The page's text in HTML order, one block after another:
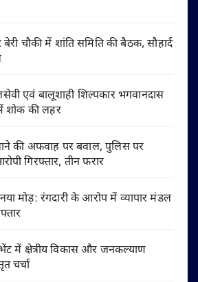
चौकी में शांति समिति की बैठक, सौहार्द
एवं बालूशाही शिल्पकार भगवानदास
शोक की लहर
की अफवाह पर बवाल, पुलिस पर
गिरफ्तार, तीन फरार
मोड़: रंगदारी के आरोप में व्यापार मंडल
में क्षेत्रीय विकास और जनकल्याण
चर्चा